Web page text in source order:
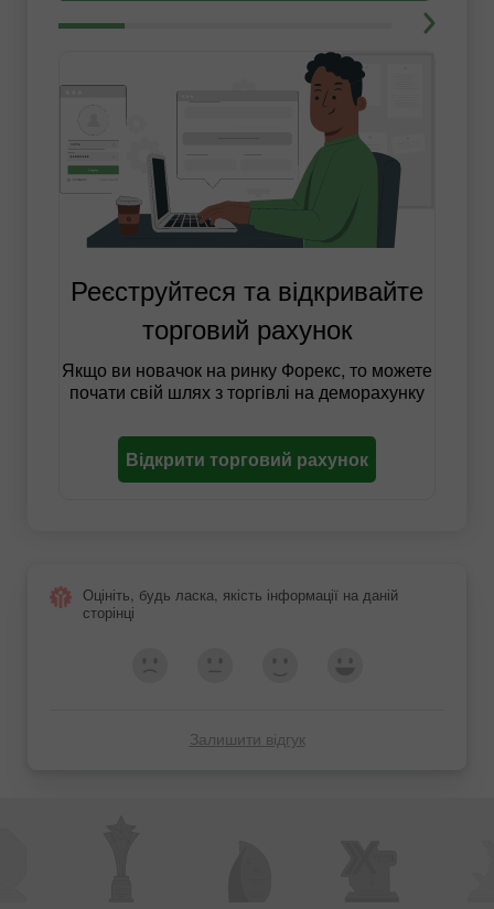
Реєструйтеся та відкривайте
торговий рахунок
Якщо ви новачок на ринку Форекс, то можете
почати свій шлях з торгівлі на деморахунку
Відкрити торговий рахунок
Оцініть, будь ласка, якість інформації на даній
сторінці
Залишити відгук